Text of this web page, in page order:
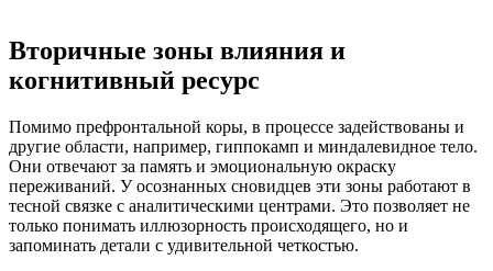
Вторичные зоны влияния и
когнитивный ресурс
Помимо префронтальной коры, в процессе задействованы и
другие области, например, гиппокамп и миндалевидное тело.
Они отвечают за память и эмоциональную окраску
переживаний. У осознанных сновидцев эти зоны работают в
тесной связке с аналитическими центрами. Это позволяет не
только понимать иллюзорность происходящего, но и
запоминать детали с удивительной четкостью.